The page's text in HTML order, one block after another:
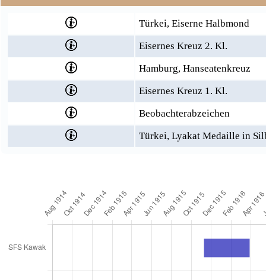
Türkei, Eiserne Halbmond
Eisernes Kreuz 2. Kl.
Hamburg, Hanseatenkreuz
Eisernes Kreuz 1. Kl.
Beobachterabzeichen
Türkei, Lyakat Medaille in